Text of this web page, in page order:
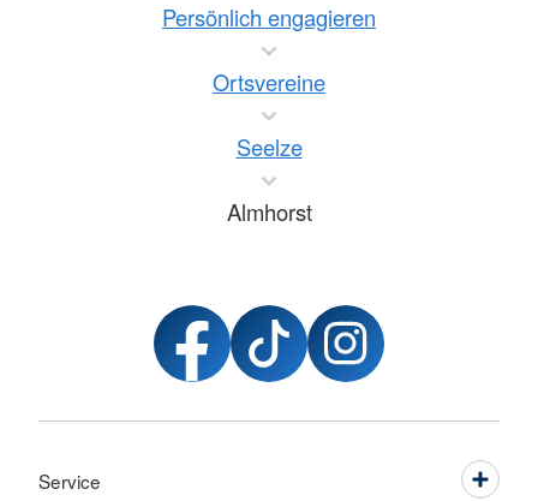
Persönlich engagieren
Ortsvereine
Seelze
Almhorst
Service